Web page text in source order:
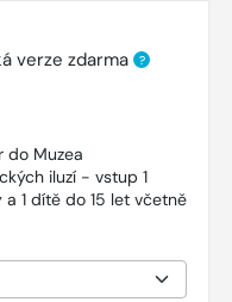
verze zdarma ?
do Muzea
iluzí - vstup 1
1 dítě do 15 let včetně